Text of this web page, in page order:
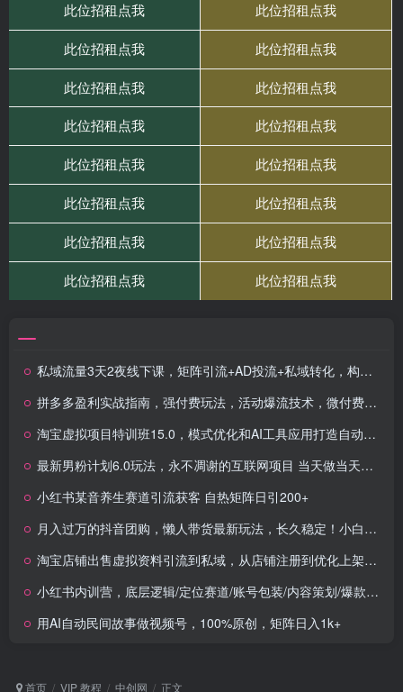
私域流量3天2夜线下课，矩阵引流+AD投流+私域转化，构建完整私域商业模式
拼多多盈利实战指南，强付费玩法，活动爆流技术，微付费破局方案(更新7月)
淘宝虚拟项目特训班15.0，模式优化和AI工具应用打造自动盈利店铺
最新男粉计划6.0玩法，永不凋谢的互联网项目 当天做当天变现，视频包原…
小红书某音养生赛道引流获客 自热矩阵日引200+
月入过万的抖音团购，懒人带货最新玩法，长久稳定！小白轻松上手！
淘宝店铺出售虚拟资料引流到私域，从店铺注册到优化上架全讲解(11节课)
小红书内训营，底层逻辑/定位赛道/账号包装/内容策划/爆款创作/年入百万
用AI自动民间故事做视频号，100%原创，矩阵日入1k+
首页 VIP 教程 中创网 正文